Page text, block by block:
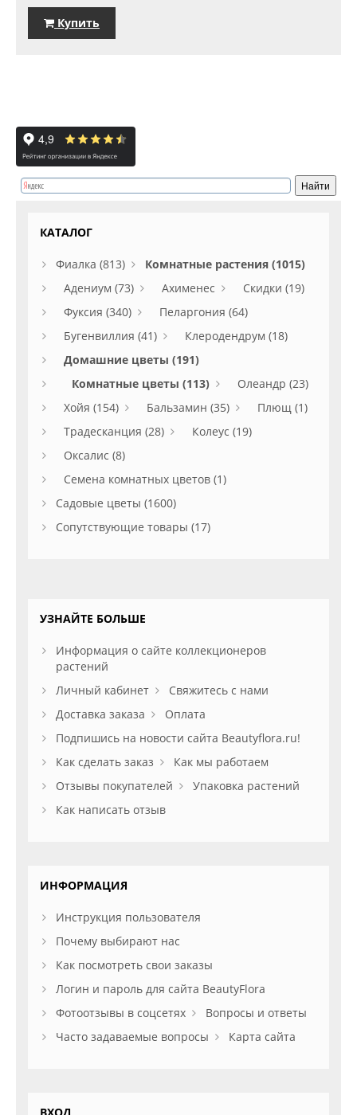
Купить
КАТАЛОГ
Фиалка (813)
Комнатные растения (1015)
Адениум (73)
Ахименес
Скидки (19)
Фуксия (340)
Пеларгония (64)
Бугенвиллия (41)
Клеродендрум (18)
Домашние цветы (191)
Комнатные цветы (113)
Олеандр (23)
Хойя (154)
Бальзамин (35)
Плющ (1)
Традесканция (28)
Колеус (19)
Оксалис (8)
Семена комнатных цветов (1)
Садовые цветы (1600)
Сопутствующие товары (17)
УЗНАЙТЕ БОЛЬШЕ
Информация о сайте коллекционеров
растений
Личный кабинет
Свяжитесь с нами
Доставка заказа
Оплата
Подпишись на новости сайта Beautyflora.ru!
Как сделать заказ
Как мы работаем
Отзывы покупателей
Упаковка растений
Как написать отзыв
ИНФОРМАЦИЯ
Инструкция пользователя
Почему выбирают нас
Как посмотреть свои заказы
Логин и пароль для сайта BeautyFlora
Фотоотзывы в соцсетях
Вопросы и ответы
Часто задаваемые вопросы
Карта сайта